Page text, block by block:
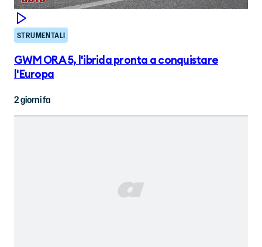
STRUMENTALI
GWM ORA 5, l'ibrida pronta a conquistare
l'Europa
2 giorni fa